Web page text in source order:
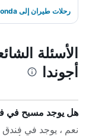
رحلات طيران إلى Agonda
الأسئلة
أجوندا
هل يوجد مسبح في
نعم ، يوجد في فندق